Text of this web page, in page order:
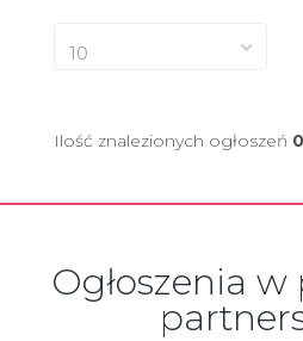
10
Ilość znalezionych ogłoszeń 0
Ogłoszenia